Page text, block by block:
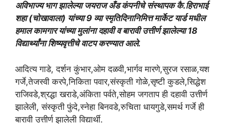
अविभाज्य भाग झालेल्या जयराज अँड कंपनीचे संस्थापक कै.हिराभाई
शहा (चोखावाला) यांच्या 9 व्या स्मृतिदिनानिमित्त मार्केट यार्ड मधील
हमाल कामगार यांच्या मुलांना दहावी व बारावी उत्तीर्ण झालेल्या 18
विद्यार्थ्यांना शिष्यवृत्तीचे वाटप करण्यात आले.
आदित्य गाडे, दर्शन कुंभार,ओम दळवी,भार्गव मारणे,सुरज रसाळ,यश
गर्जे,तेजस्वी करपे,निकिता पवार,संस्कृती गोळे,सृष्टी कुडले,सिद्धेश
राजिवडे,श्रद्धा खराडे,अंकिता पर्वते,सोहम जगताप ही दहावी उत्तीर्ण
झालेली, संस्कृती फुंदे,स्नेहा बिनवडे,रुचिता धायगुडे,समर्थ गर्जे ही
बारावी उत्तीर्ण झालेली विद्यार्थी.